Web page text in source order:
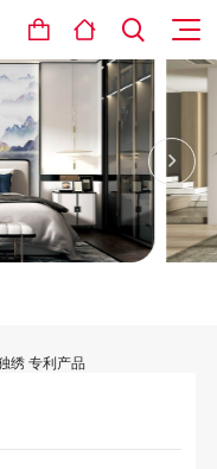
绣 专利产品